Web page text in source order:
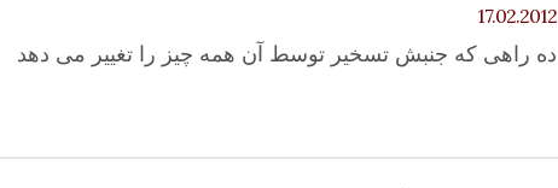
17.02.2012
ده راهی که جنبش تسخیر توسط آن همه چیز را تغییر می دهد